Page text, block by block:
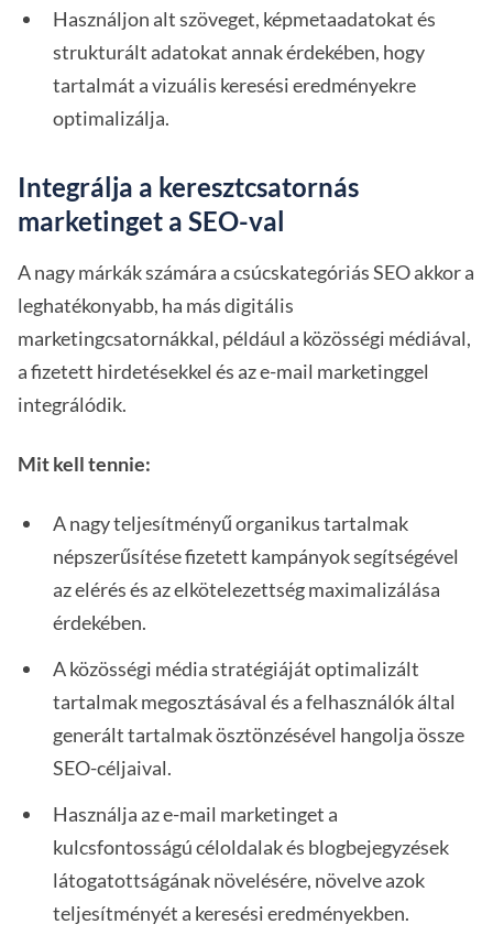
Használjon alt szöveget, képmetaadatokat és
strukturált adatokat annak érdekében, hogy
tartalmát a vizuális keresési eredményekre
optimalizálja.
Integrálja a keresztcsatornás
marketinget a SEO-val
A nagy márkák számára a csúcskategóriás SEO akkor a
leghatékonyabb, ha más digitális
marketingcsatornákkal, például a közösségi médiával,
a fizetett hirdetésekkel és az e-mail marketinggel
integrálódik.
Mit kell tennie:
A nagy teljesítményű organikus tartalmak
népszerűsítése fizetett kampányok segítségével
az elérés és az elkötelezettség maximalizálása
érdekében.
A közösségi média stratégiáját optimalizált
tartalmak megosztásával és a felhasználók által
generált tartalmak ösztönzésével hangolja össze
SEO-céljaival.
Használja az e-mail marketinget a
kulcsfontosságú céloldalak és blogbejegyzések
látogatottságának növelésére, növelve azok
teljesítményét a keresési eredményekben.